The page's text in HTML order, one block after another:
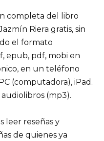
completa del libro
Riera gratis, sin
el formato
epub, pdf, mobi en
en un teléfono
(computadora), iPad.
(mp3).
leer reseñas y
de quienes ya